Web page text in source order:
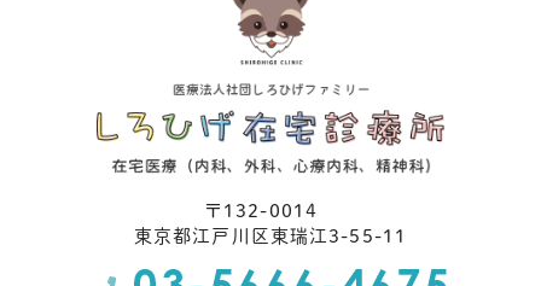
〒132-0014
東京都江⼾川区東瑞江3-55-11